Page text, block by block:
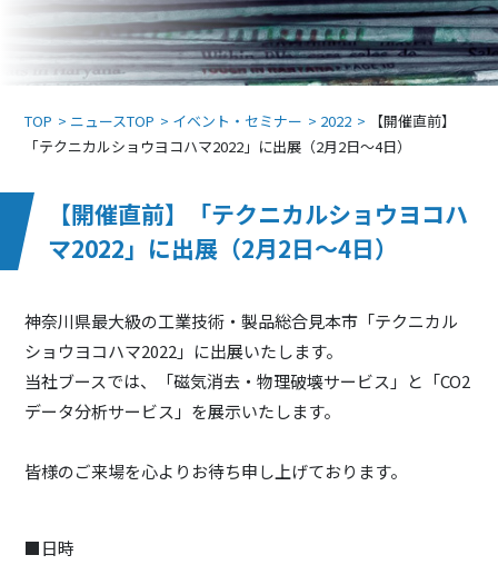
TOP ニュースTOP イベント・セミナー 2022
【開催直前】
「テクニカルショウヨコハマ2022」に出展（2月2日～4日）
【開催直前】「テクニカルショウヨコハ
マ2022」に出展（2月2日～4日）
神奈川県最大級の工業技術・製品総合見本市「テクニカル
ショウヨコハマ2022」に出展いたします。
当社ブースでは、「磁気消去・物理破壊サービス」と「CO2
データ分析サービス」を展示いたします。
皆様のご来場を心よりお待ち申し上げております。
■日時